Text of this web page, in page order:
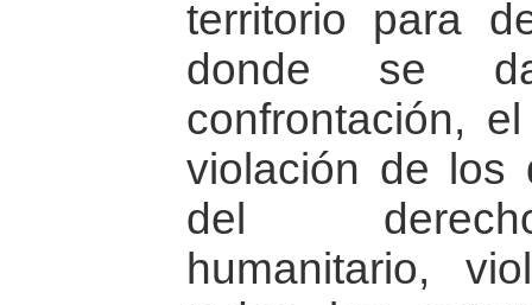
territorio para
donde se
confrontación,
violación de los
del
humanitario,